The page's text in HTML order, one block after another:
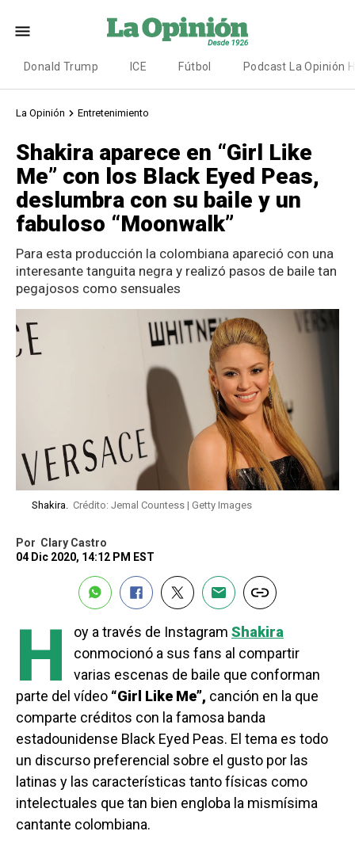
Donald Trump ICE Fútbol Podcast La Opinión
La Opinión Entretenimiento
Shakira aparece en “Girl Like
Me” con los Black Eyed Peas,
deslumbra con su baile y un
fabuloso “Moonwalk”
Para esta producción la colombiana apareció con una
interesante tanguita negra y realizó pasos de baile tan
pegajosos como sensuales
Shakira. Crédito: Jemal Countess | Getty Images
Por Clary Castro
04 Dic 2020, 14:12 PM EST
H oy a través de Instagram Shakira
conmocionó a sus fans al compartir
varias escenas de baile que conforman
parte del vídeo “Girl Like Me”, canción en la que
comparte créditos con la famosa banda
estadounidense Black Eyed Peas. El tema es todo
un discurso preferencial sobre el gusto por las
latinas y las características tanto físicas como
intelectuales que tan bien engloba la mismísima
cantante colombiana.